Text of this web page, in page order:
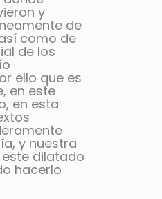
y
de
como de
de los
ello que es
en este
en esta
y nuestra
dilatado
hacerlo